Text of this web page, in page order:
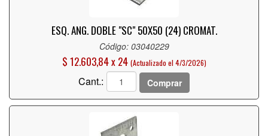
ESQ. ANG. DOBLE "SC" 50X50 (24) CROMAT.
Código: 03040229
$ 12.603,84 x 24 (Actualizado el 4/3/2026)
Cant.: Comprar